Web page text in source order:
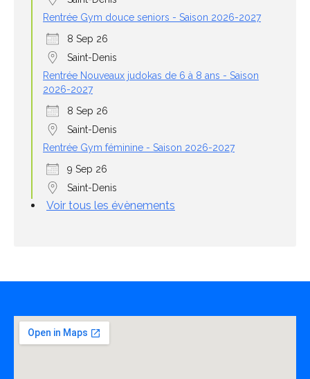
Rentrée Gym douce seniors - Saison 2026-2027
8 Sep 26
Saint-Denis
Rentrée Nouveaux judokas de 6 à 8 ans - Saison
2026-2027
8 Sep 26
Saint-Denis
Rentrée Gym féminine - Saison 2026-2027
9 Sep 26
Saint-Denis
Voir tous les évènements